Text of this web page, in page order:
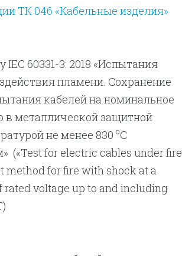
ТК 046 «Кабельные изделия»
60331-3: 2018 «Испытания
пламени. Сохранение
кабелей на номинальное
в металлической защитной
не менее 830 оС
(«Test for electric cables under fire
method for fire with shock at a
rated voltage up to and including